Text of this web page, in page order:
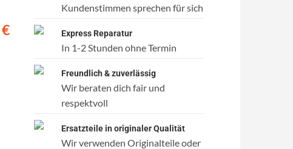
€
Kundenstimmen sprechen für sich
Express Reparatur
In 1-2 Stunden ohne Termin
Freundlich & zuverlässig
Wir beraten dich fair und
respektvoll
Ersatzteile in originaler Qualität
Wir verwenden Originalteile oder